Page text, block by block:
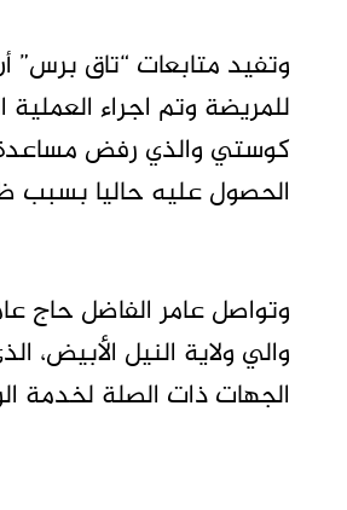
وتفيد متابعات “تاق برس”
للمريضة وتم اجراء
كوستي والذي رفض
الحصول عليه حاليا بسبب
وتواصل عامر الفاضل حاج
والي ولاية النيل الأبيض،
الجهات ذات الصلة لخدمة